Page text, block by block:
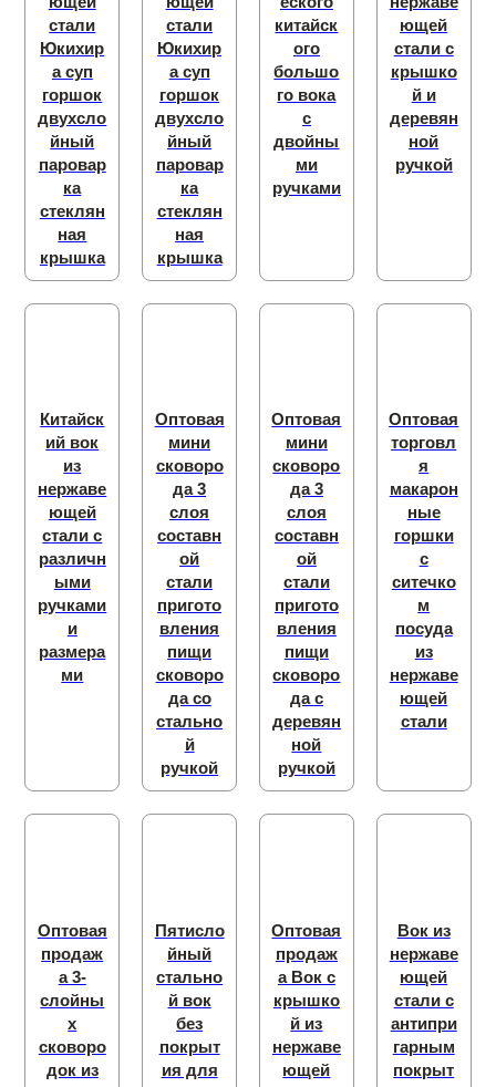
стали
Юкихир
а суп
горшок
двухсло
йный
паровар
ка
стеклян
ная
крышка
стали
Юкихир
а суп
горшок
двухсло
йный
паровар
ка
стеклян
ная
крышка
китайск
ого
большо
го вока
с
двойны
ми
ручками
ющей
стали с
крышко
й и
деревян
ной
ручкой
Китайск
ий вок
из
нержаве
ющей
стали с
различн
ыми
ручками
и
размера
ми
Оптовая
мини
сковоро
да 3
слоя
составн
ой
стали
пригото
вления
пищи
сковоро
да со
стально
й
ручкой
Оптовая
мини
сковоро
да 3
слоя
составн
ой
стали
пригото
вления
пищи
сковоро
да с
деревян
ной
ручкой
Оптовая
торговл
я
макарон
ные
горшки
с
ситечко
м
посуда
из
нержаве
ющей
стали
Оптовая
продаж
а 3-
слойны
х
сковоро
док из
Пятисло
йный
стально
й вок
без
покрыт
ия для
Оптовая
продаж
а Вок с
крышко
й из
нержаве
ющей
Вок из
нержаве
ющей
стали с
антипри
гарным
покрыт